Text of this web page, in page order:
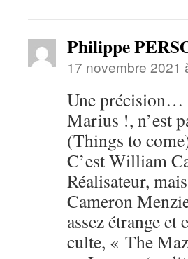
Philippe
17 novembre 2021
Une précision…
Marius !, n’est
(Things to
C’est William
Réalisateur,
Cameron
assez étrange
culte, « The